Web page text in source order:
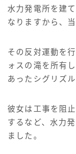
水力発電所を建
なりますから、
その反対運動を
ォスの滝を所有
あったシグリズ
彼女は工事を阻
するなど、水力
ました。